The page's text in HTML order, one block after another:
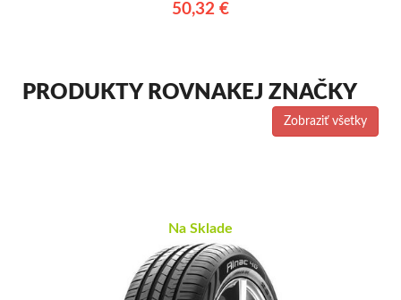
50,32 €
PRODUKTY ROVNAKEJ ZNAČKY
Zobraziť všetky
Na Sklade